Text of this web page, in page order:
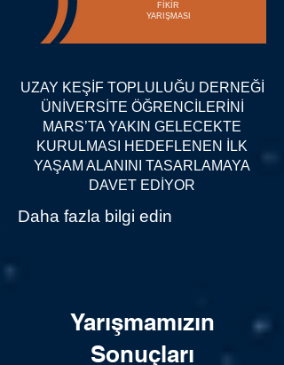
FİKİR
YARIŞMASI
UZAY KEŞİF TOPLULUĞU DERNEĞİ
ÜNİVERSİTE ÖĞRENCİLERİNİ
MARS’TA YAKIN GELECEKTE
KURULMASI HEDEFLENEN İLK
YAŞAM ALANINI TASARLAMAYA
DAVET EDİYOR
Daha fazla bilgi edin
Yarışmamızın
Sonuçları